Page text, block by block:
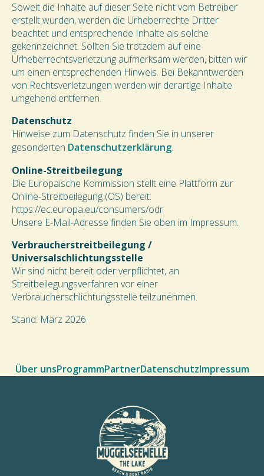
Soweit die Inhalte auf dieser Seite nicht vom Betreiber
erstellt wurden, werden die Urheberrechte Dritter
beachtet und entsprechende Inhalte als solche
gekennzeichnet. Sollten Sie trotzdem auf eine
Urheberrechtsverletzung aufmerksam werden, bitten wir
um einen entsprechenden Hinweis. Bei Bekanntwerden
von Rechtsverletzungen werden wir derartige Inhalte
umgehend entfernen.
Datenschutz
Hinweise zum Datenschutz finden Sie in unserer
gesonderten Datenschutzerklärung.
Online-Streitbeilegung
Die Europäische Kommission stellt eine Plattform zur
Online-Streitbeilegung (OS) bereit:
https://ec.europa.eu/consumers/odr
Unsere E-Mail-Adresse finden Sie oben im Impressum.
Verbraucherstreitbeilegung /
Universalschlichtungsstelle
Wir sind nicht bereit oder verpflichtet, an
Streitbeilegungsverfahren vor einer
Verbraucherschlichtungsstelle teilzunehmen.
Stand: März 2026
Über unsProgrammPartnerDatenschutzImpressum